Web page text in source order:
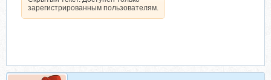
зарегистрированным пользователям.